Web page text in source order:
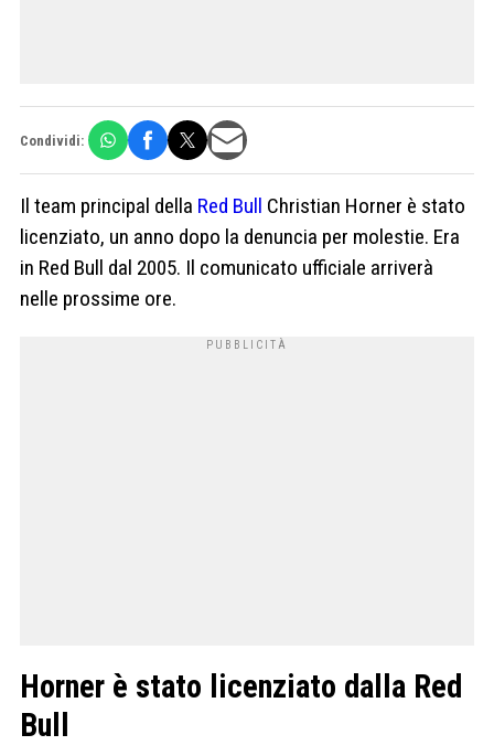
Condividi:
Il team principal della Red Bull Christian Horner è stato
licenziato, un anno dopo la denuncia per molestie. Era
in Red Bull dal 2005. Il comunicato ufficiale arriverà
nelle prossime ore.
Horner è stato licenziato dalla Red
Bull